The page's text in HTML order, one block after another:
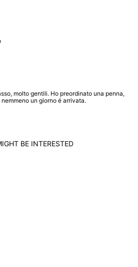
molto gentili. Ho preordinato una penna,
un giorno é arrivata.
BE INTERESTED